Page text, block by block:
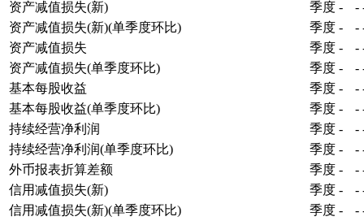
资产减值损失(新)
季度 - -
资产减值损失(新)(单季度环比)
季度 - -
资产减值损失
季度 - -
资产减值损失(单季度环比)
季度 - -
基本每股收益
季度 - -
基本每股收益(单季度环比)
季度 - -
持续经营净利润
季度 - -
持续经营净利润(单季度环比)
季度 - -
外币报表折算差额
季度 - -
信用减值损失(新)
季度 - -
信用减值损失(新)(单季度环比)
季度 - -